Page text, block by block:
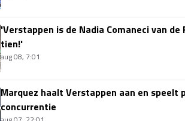
'Verstappen is de Nadia Comaneci van
tien!'
aug 08, 7:01
Marquez haalt Verstappen aan en speelt
concurrentie